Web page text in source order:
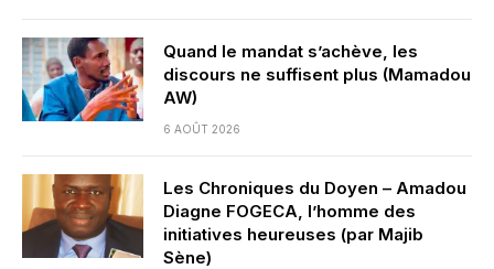
Quand le mandat s’achève, les
discours ne suffisent plus (Mamadou
AW)
6 AOÛT 2026
Les Chroniques du Doyen – Amadou
Diagne FOGECA, l’homme des
initiatives heureuses (par Majib
Sène)